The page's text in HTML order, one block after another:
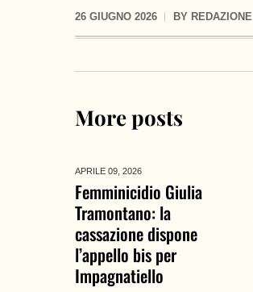
26 GIUGNO 2026 BY REDAZIONE
More posts
APRILE 09, 2026
Femminicidio Giulia
Tramontano: la
cassazione dispone
l’appello bis per
Impagnatiello